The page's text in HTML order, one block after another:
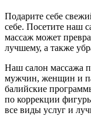
Подарите себе
себе. Посетите наш
массаж может
лучшему, а также
Наш салон массажа
мужчин, женщин и
балийские
по коррекции
все виды услуг и